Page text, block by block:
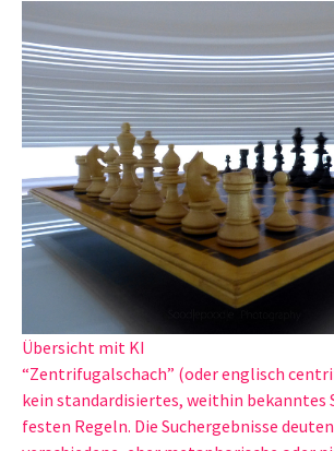
Übersicht mit KI
“Zentrifugalschach” (oder englisch
kein standardisiertes, weithin bekanntes
festen Regeln. Die Suchergebnisse